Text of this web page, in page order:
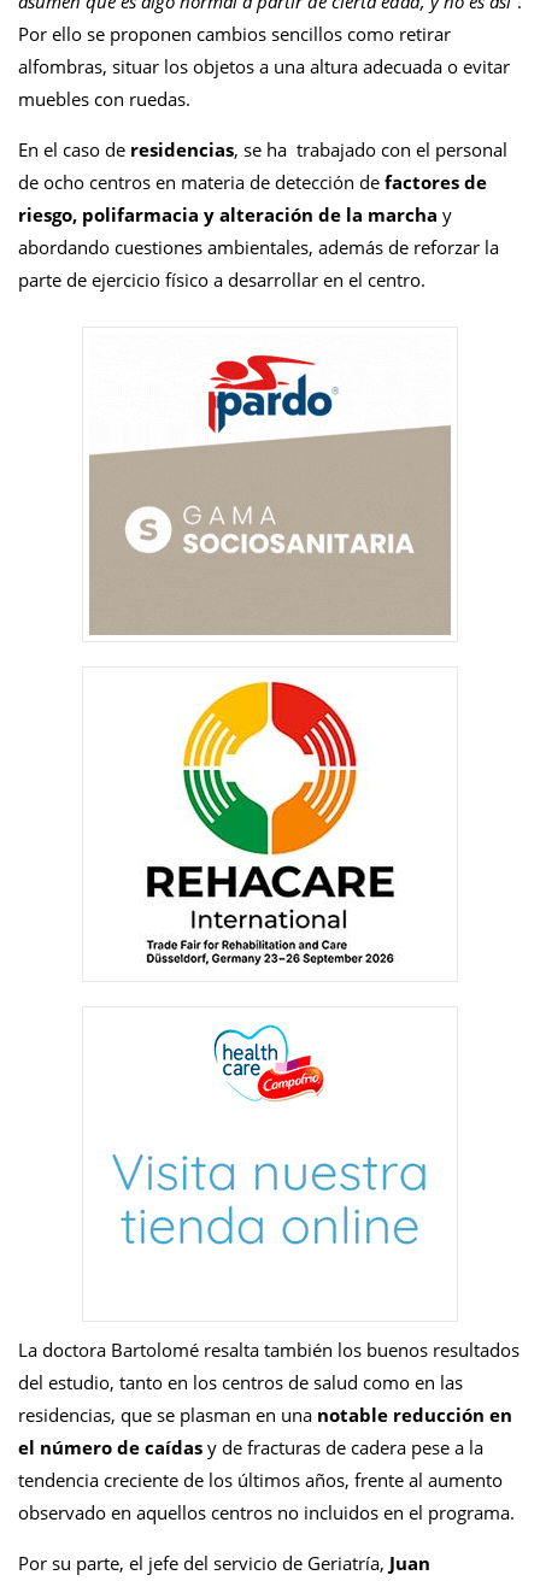
Por ello se proponen cambios sencillos como retirar
alfombras, situar los objetos a una altura adecuada o evitar
muebles con ruedas.
En el caso de residencias, se ha trabajado con el personal
de ocho centros en materia de detección de factores de
riesgo, polifarmacia y alteración de la marcha y
abordando cuestiones ambientales, además de reforzar la
parte de ejercicio físico a desarrollar en el centro.
La doctora Bartolomé resalta también los buenos resultados
del estudio, tanto en los centros de salud como en las
residencias, que se plasman en una notable reducción en
el número de caídas y de fracturas de cadera pese a la
tendencia creciente de los últimos años, frente al aumento
observado en aquellos centros no incluidos en el programa.
Por su parte, el jefe del servicio de Geriatría, Juan